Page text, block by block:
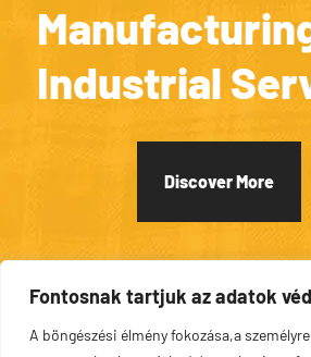
Fontosnak tartjuk az adatok
A böngészési élmény fokozása,a
Industrial
Discover More